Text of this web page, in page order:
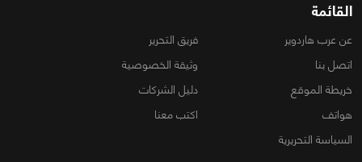
القائمة
عن عرب هاردوير
فريق التحرير
اتصل بنا
وثيقة الخصوصية
خريطة الموقع
دليل الشركات
هواتف
اكتب معنا
السياسة التحريرية